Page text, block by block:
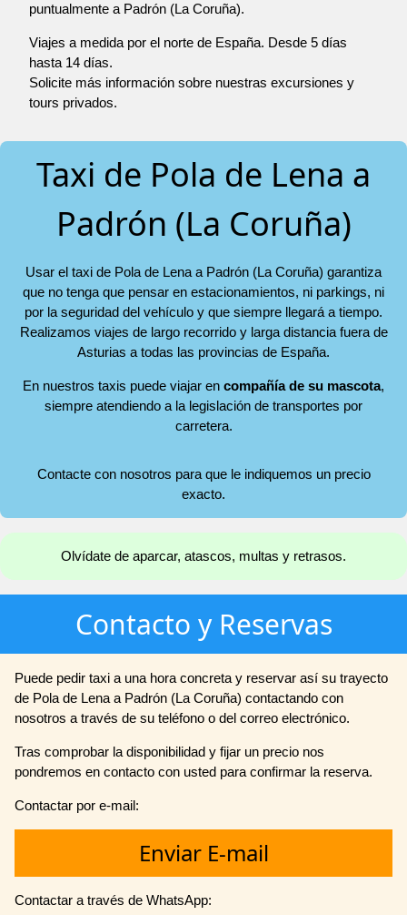
puntualmente a Padrón (La Coruña).
Viajes a medida por el norte de España. Desde 5 días
hasta 14 días.
Solicite más información sobre nuestras excursiones y
tours privados.
Taxi de Pola de Lena a
Padrón (La Coruña)
Usar el taxi de Pola de Lena a Padrón (La Coruña) garantiza
que no tenga que pensar en estacionamientos, ni parkings, ni
por la seguridad del vehículo y que siempre llegará a tiempo.
Realizamos viajes de largo recorrido y larga distancia fuera de
Asturias a todas las provincias de España.
En nuestros taxis puede viajar en compañía de su mascota,
siempre atendiendo a la legislación de transportes por
carretera.
Contacte con nosotros para que le indiquemos un precio
exacto.
Olvídate de aparcar, atascos, multas y retrasos.
Contacto y Reservas
Puede pedir taxi a una hora concreta y reservar así su trayecto
de Pola de Lena a Padrón (La Coruña) contactando con
nosotros a través de su teléfono o del correo electrónico.
Tras comprobar la disponibilidad y fijar un precio nos
pondremos en contacto con usted para confirmar la reserva.
Contactar por e-mail:
Enviar E-mail
Contactar a través de WhatsApp: